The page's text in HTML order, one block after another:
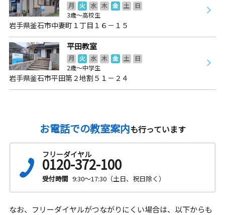
月 火 水 木 金 土
日
3歳～高校生
岩手県釜石市中妻町１丁目１６－１５
平田教室
月 火 水 木 金 土
日
2歳～中学生
岩手県釜石市平田第２地割５１－２４
お電話での教室案内も行っています
フリーダイヤル
0120-372-100
受付時間 9:30～17:30（土日、祝日除く）
なお、フリーダイヤルがつながりにくい場合は、以下からも